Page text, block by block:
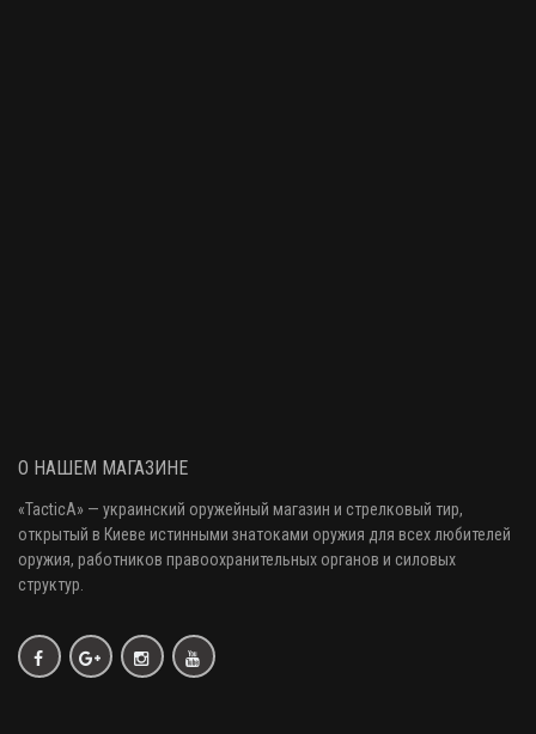
О НАШЕМ МАГАЗИНЕ
«TacticA» — украинский оружейный магазин и стрелковый тир,
открытый в Киеве истинными знатоками оружия для всех любителей
оружия, работников правоохранительных органов и силовых
структур.